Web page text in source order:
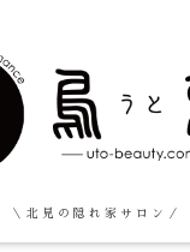
＼ 北 見 の 隠 れ 家 サ ロ ン ／